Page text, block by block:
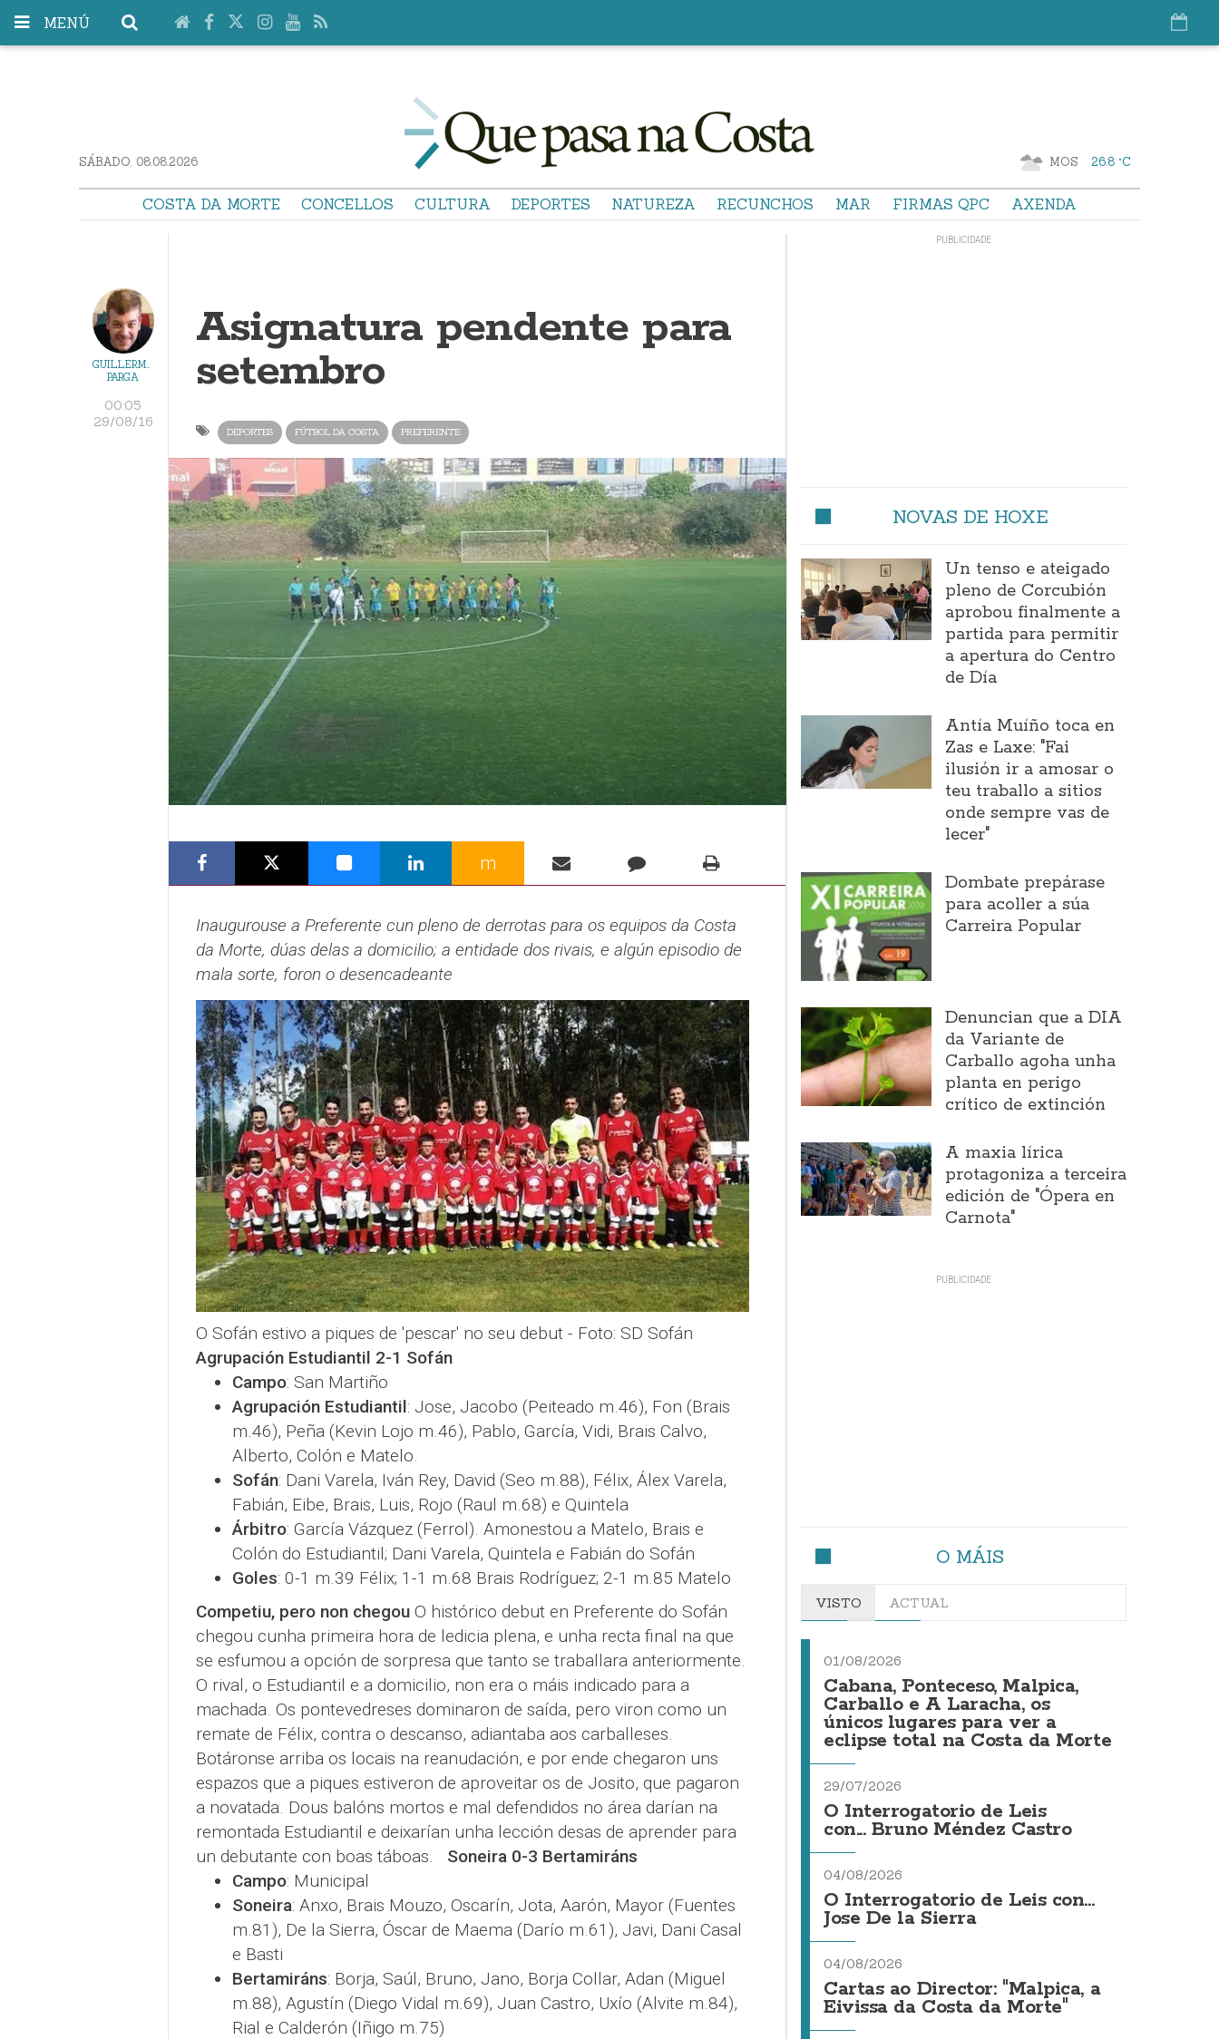
MENÚ
SÁBADO. 08.08.2026 MOS 26.8 °C
COSTA DA MORTE CONCELLOS CULTURA DEPORTES NATUREZA RECUNCHOS MAR FIRMAS QPC AXENDA
GUILLERMO
PARGA
00:05
29/08/16
Asignatura pendente para
setembro
DEPORTES FÚTBOL DA COSTA PREFERENTE
m
Inaugurouse a Preferente cun pleno de derrotas para os equiposda Costa
da Morte, dúas delas a domicilio; a entidade dos rivais, e algún episodio de
mala sorte, foron o desencadeante
O Sofán estivo a piques de 'pescar' no seu debut - Foto: SD Sofán
Agrupación Estudiantil 2-1 Sofán
Campo: San Martiño
Agrupación Estudiantil: Jose, Jacobo (Peiteado m.46), Fon (Brais
m.46), Peña (Kevin Lojo m.46), Pablo, García, Vidi, Brais Calvo,
Alberto, Colón e Matelo.
Sofán: Dani Varela, Iván Rey, David (Seo m.88), Félix, Álex Varela,
Fabián, Eibe, Brais, Luis, Rojo (Raul m.68) e Quintela
Árbitro: García Vázquez (Ferrol). Amonestou a Matelo, Brais e
Colón do Estudiantil; Dani Varela, Quintela e Fabián do Sofán
Goles: 0-1 m.39 Félix; 1-1 m.68 Brais Rodríguez; 2-1 m.85 Matelo
Competiu, pero non chegouO histórico debut en Preferente do Sofán
chegou cunha primeira hora de ledicia plena, e unha recta final na que
se esfumou a opción de sorpresa que tanto se traballara anteriormente.
O rival, o Estudiantil e a domicilio, non era o máis indicado para a
machada. Os pontevedreses dominaron de saída, pero viron como un
remate de Félix, contra o descanso, adiantaba aos carballeses.
Botáronse arriba os locais na reanudación, e por ende chegaron uns
espazos que a piques estiveron de aproveitar os de Josito, que pagaron
a novatada. Dous balóns mortos e mal defendidos no área darían na
remontada Estudiantil e deixarían unha lección desas de aprender para
un debutante con boas táboas. Soneira 0-3 Bertamiráns
Campo: Municipal
Soneira: Anxo, Brais Mouzo, Oscarín, Jota, Aarón, Mayor (Fuentes
m.81), De la Sierra, Óscar de Maema (Darío m.61), Javi, Dani Casal
e Basti
Bertamiráns: Borja, Saúl, Bruno, Jano, Borja Collar, Adan (Miguel
m.88), Agustín (Diego Vidal m.69), Juan Castro, Uxío (Alvite m.84),
Rial e Calderón (Iñigo m.75)
NOVAS DE HOXE
Un tenso e ateigado
pleno de Corcubión
aprobou finalmente a
partida para permitir
a apertura do Centro
de Día
Antía Muíño toca en
Zas e Laxe: "Fai
ilusión ir a amosar o
teu traballo a sitios
onde sempre vas de
lecer"
Dombate prepárase
para acoller a súa
Carreira Popular
Denuncian que a DIA
da Variante de
Carballo agoha unha
planta en perigo
crítico de extinción
A maxia lírica
protagoniza a terceira
edición de "Ópera en
Carnota"
O MÁIS
VISTO ACTUAL
01/08/2026
Cabana, Ponteceso, Malpica,
Carballo e A Laracha, os
únicos lugares para ver a
eclipse total na Costa da Morte
29/07/2026
O Interrogatorio de Leis
con... Bruno Méndez Castro
04/08/2026
O Interrogatorio de Leis con...
Jose De la Sierra
04/08/2026
Cartas ao Director: "Malpica, a
Eivissa da Costa da Morte"